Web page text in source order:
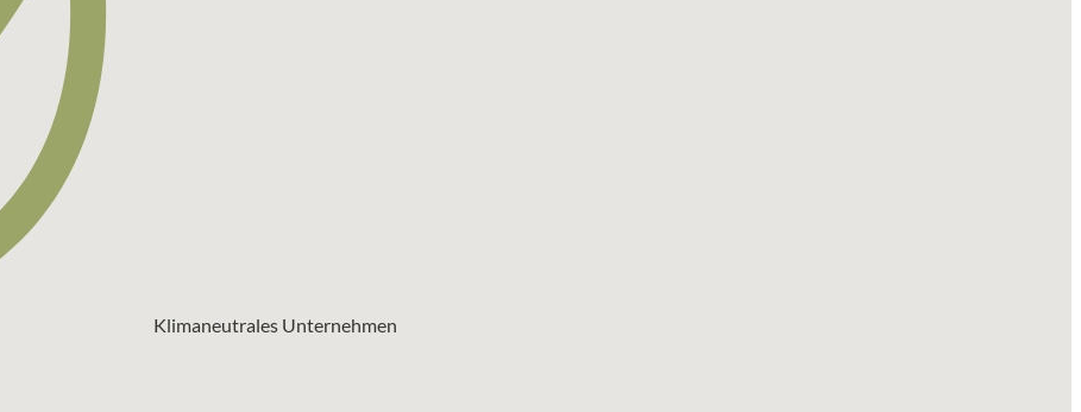
Klimaneutrales Unternehmen